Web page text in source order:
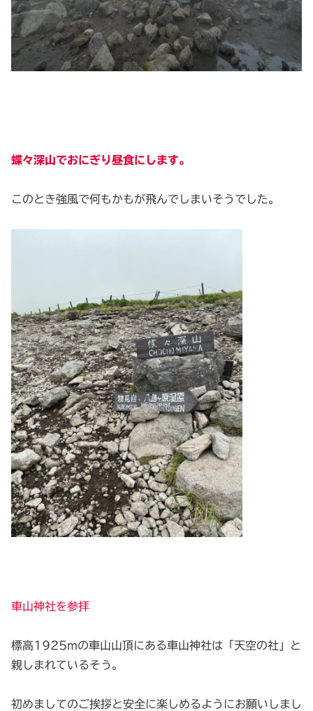
蝶々深山でおにぎり昼食にします。
このとき強風で何もかもが飛んでしまいそうでした。
車山神社を参拝
標高1925mの車山山頂にある車山神社は「天空の社」と
親しまれているそう。
初めましてのご挨拶と安全に楽しめるようにお願いしまし